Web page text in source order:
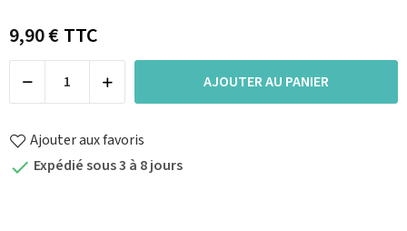
9,90 €TTC
AJOUTER AU PANIER
Ajouter aux favoris
 Expédié sous 3 à 8 jours